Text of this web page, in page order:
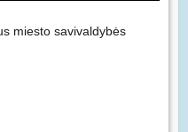
miesto savivaldybės